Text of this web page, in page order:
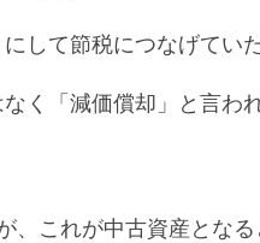
して節税につなげてい
く「減価償却」と言わ
、これが中古資産となる